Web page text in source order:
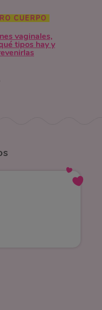
CUERPO
vaginales,
tipos hay y